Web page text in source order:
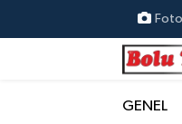
GENEL